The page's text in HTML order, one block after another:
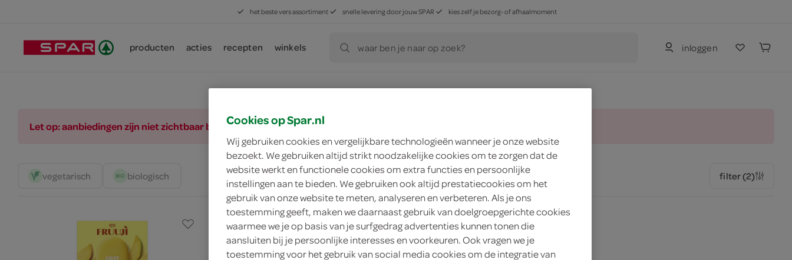
het beste vers assortiment snelle levering door jouw SPAR kies zelf je bezorg- of afhaalmoment
producten acties recepten winkels waar ben je naar op zoek? inloggen
Let op: aanbiedingen zijn niet zichtbaar bij de producten, maar worden wél automatisch verwerkt in de winkelmand.
vegetarisch biologisch filter (2)
Cookies op Spar.nl
Wij gebruiken cookies en vergelijkbare technologieën wanneer je onze website
bezoekt. We gebruiken altijd strikt noodzakelijke cookies om te zorgen dat de
website werkt en functionele cookies om extra functies en persoonlijke
instellingen aan te bieden. We gebruiken ook altijd prestatiecookies om het
gebruik van onze website te meten, analyseren en verbeteren. Als je ons
toestemming geeft, maken we daarnaast gebruik van doelgroepgerichte cookies
waarmee we je op basis van je surfgedrag advertenties kunnen tonen die
aansluiten bij je persoonlijke interesses en voorkeuren. Ook vragen we je
toestemming voor het gebruik van social media cookies om de integratie van